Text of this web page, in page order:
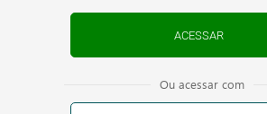
Ou acessar com